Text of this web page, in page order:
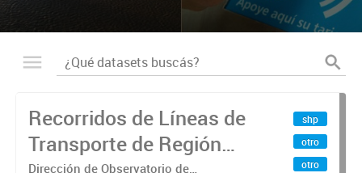
Recorridos de Líneas de
Transporte de Región
Dirección de Observatorio de
shp
otro
otro